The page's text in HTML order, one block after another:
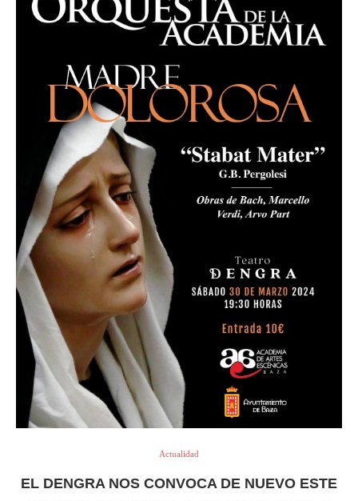
Actualidad
EL DENGRA NOS CONVOCA DE NUEVO ESTE